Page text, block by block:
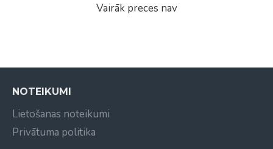
Vairāk preces nav
NOTEIKUMI
Lietošanas noteikumi
Privātuma politika